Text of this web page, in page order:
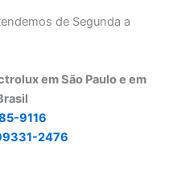
de Segunda a
em São Paulo e em
9116
2476